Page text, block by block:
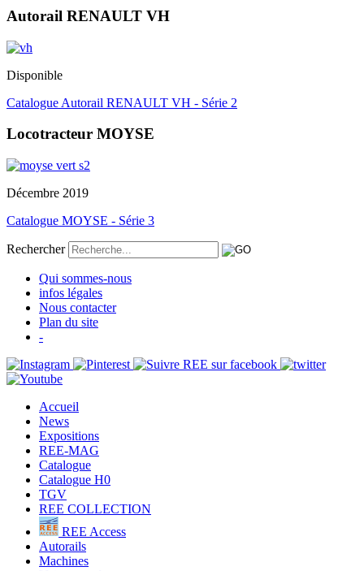
Autorail RENAULT VH
Disponible
Catalogue Autorail RENAULT VH - Série 2
Locotracteur MOYSE
Décembre 2019
Catalogue MOYSE - Série 3
Rechercher
Qui sommes-nous
infos légales
Nous contacter
Plan du site
-
Accueil
News
Expositions
REE-MAG
Catalogue
Catalogue H0
TGV
REE COLLECTION
REE Access
Autorails
Machines